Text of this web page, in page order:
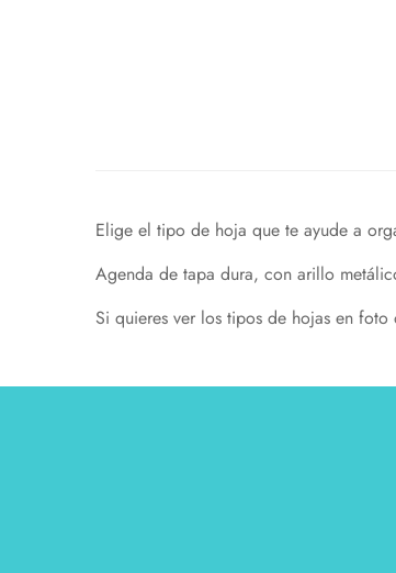
Elige el tipo de hoja que te ayude a
Agenda de tapa dura, con arillo
Si quieres ver los tipos de hojas en